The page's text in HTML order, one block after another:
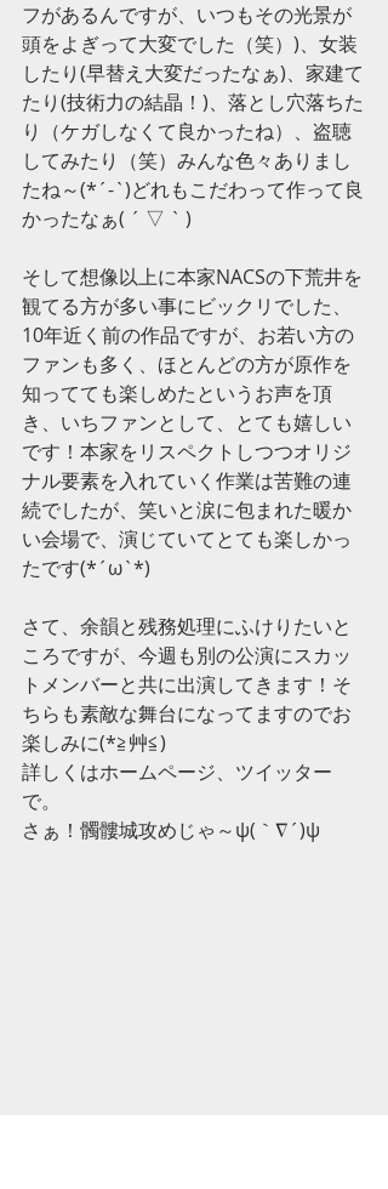
フがあるんですが、いつもその光景が
頭をよぎって大変でした（笑）)、女装
したり(早替え大変だったなぁ)、家建て
たり(技術力の結晶！)、落とし穴落ちた
り（ケガしなくて良かったね）、盗聴
してみたり（笑）みんな色々ありまし
たね～(*´-`)どれもこだわって作って良
かったなぁ( ´ ▽ ` )
そして想像以上に本家NACSの下荒井を
観てる方が多い事にビックリでした、
10年近く前の作品ですが、お若い方の
ファンも多く、ほとんどの方が原作を
知ってても楽しめたというお声を頂
き、いちファンとして、とても嬉しい
です！本家をリスペクトしつつオリジ
ナル要素を入れていく作業は苦難の連
続でしたが、笑いと涙に包まれた暖か
い会場で、演じていてとても楽しかっ
たです(*´ω`*)
さて、余韻と残務処理にふけりたいと
ころですが、今週も別の公演にスカッ
トメンバーと共に出演してきます！そ
ちらも素敵な舞台になってますのでお
楽しみに(*≧艸≦)
詳しくはホームページ、ツイッター
で。
さぁ！髑髏城攻めじゃ～ψ(｀∇´)ψ